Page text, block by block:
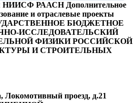
НИИСФ РААСН Дополнительное
и отраслевые проекты
БЮДЖЕТНОЕ
ИССЛЕДОВАТЕЛЬСКИЙ
ФИЗИКИ РОССИЙСКОЙ
И СТРОИТЕЛЬНЫХ
Локомотивный проезд, д.21